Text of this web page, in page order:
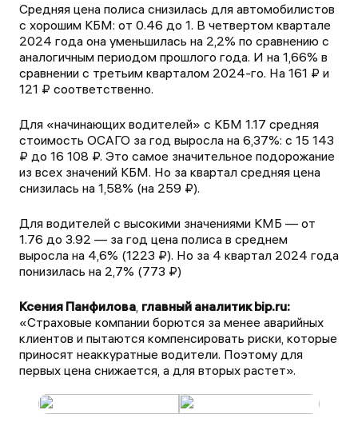
Средняя цена полиса снизилась для автомобилистов
с хорошим КБМ: от 0.46 до 1. В четвертом квартале
2024 года она уменьшилась на 2,2% по сравнению с
аналогичным периодом прошлого года. И на 1,66% в
сравнении с третьим кварталом 2024-го. На 161 ₽ и
121 ₽ соответственно.
Для «начинающих водителей» с КБМ 1.17 средняя
стоимость ОСАГО за год выросла на 6,37%: c 15 143
₽ до 16 108 ₽. Это самое значительное подорожание
из всех значений КБМ. Но за квартал средняя цена
снизилась на 1,58% (на 259 ₽).
Для водителей с высокими значениями КМБ — от
1.76 до 3.92 — за год цена полиса в среднем
выросла на 4,6% (1223 ₽). Но за 4 квартал 2024 года
понизилась на 2,7% (773 ₽)
Ксения Панфилова, главный аналитик bip.ru:
«Страховые компании борются за менее аварийных
клиентов и пытаются компенсировать риски, которые
приносят неаккуратные водители. Поэтому для
первых цена снижается, а для вторых растет».